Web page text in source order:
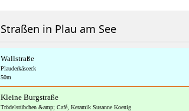
Straßen in Plau am See
Wallstraße
Plauderkäseeck
50m
Kleine Burgstraße
Trödelstübchen &amp; Café, Keramik Susanne Koenig